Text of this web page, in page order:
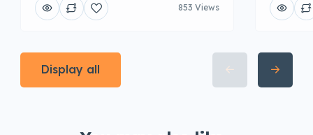
853 Views
Display all